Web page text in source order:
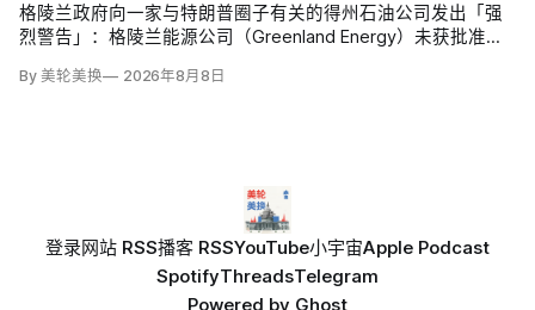
格陵兰政府向一家与特朗普圈子有关的得州石油公司发出「强
烈警告」：格陵兰能源公司（Greenland Energy）未获批准，
地可能蕴藏价值1万亿美元原油，拟投资6000万美元钻两口
By 美轮美换 2026年8月8日
登录网站 RSS播客 RSSYouTube小宇宙Apple Podcast
SpotifyThreadsTelegram
Powered by Ghost